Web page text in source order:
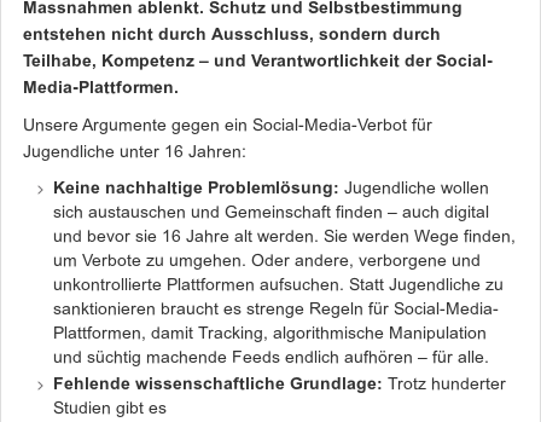
Massnahmen ablenkt. Schutz und Selbstbestimmung
entstehen nicht durch Ausschluss, sondern durch
Teilhabe, Kompetenz – und Verantwortlichkeit der Social-
Media-Plattformen.
Unsere Argumente gegen ein Social-Media-Verbot für
Jugendliche unter 16 Jahren:
Keine nachhaltige Problemlösung: Jugendliche wollen
sich austauschen und Gemeinschaft finden – auch digital
und bevor sie 16 Jahre alt werden. Sie werden Wege finden,
um Verbote zu umgehen. Oder andere, verborgene und
unkontrollierte Plattformen aufsuchen. Statt Jugendliche zu
sanktionieren braucht es strenge Regeln für Social-Media-
Plattformen, damit Tracking, algorithmische Manipulation
und süchtig machende Feeds endlich aufhören – für alle.
Fehlende wissenschaftliche Grundlage: Trotz hunderter
Studien gibt es